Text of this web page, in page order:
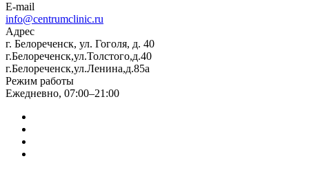
E-mail
info@centrumclinic.ru
Адрес
г. Белореченск, ул. Гоголя, д. 40
г.Белореченск,ул.Толстого,д.40
г.Белореченск,ул.Ленина,д.85а
Режим работы
Ежедневно, 07:00–21:00